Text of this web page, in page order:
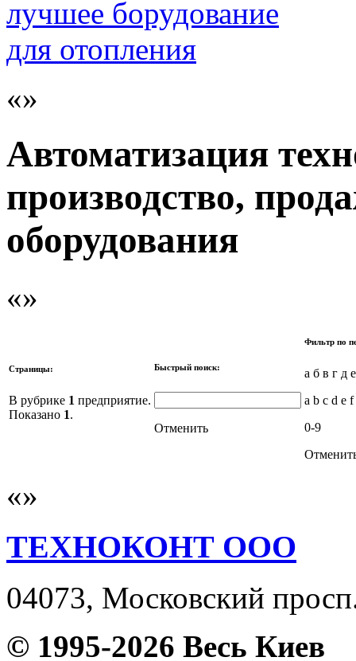
Автоматизация
производство,
оборудования
Страницы:
В рубрике 1 предприятие.
Показано 1.
Быстрый поиск:
Отменить
Фильтр по
а б в г д
a b c d e
0-9
ТЕХНОКОНТ ООО
04073, Московский
© 1995-2026 Весь Киев